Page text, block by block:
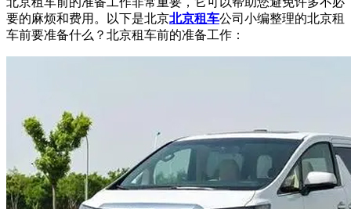
要的麻烦和费用。以下是北京北京租车公司小编整理的北京租
车前要准备什么？北京租车前的准备工作：